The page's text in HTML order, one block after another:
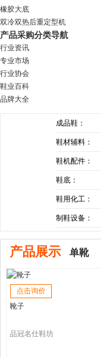
橡胶大底
双冷双热后重定型机
产品采购分类导航
行业资讯
专业市场
行业协会
鞋业百科
品牌大全
成品鞋：
鞋材辅料：
鞋机配件：
鞋底：
鞋用化工：
制鞋设备：
产品展示 单靴
点击询价
靴子
品冠名仕鞋坊